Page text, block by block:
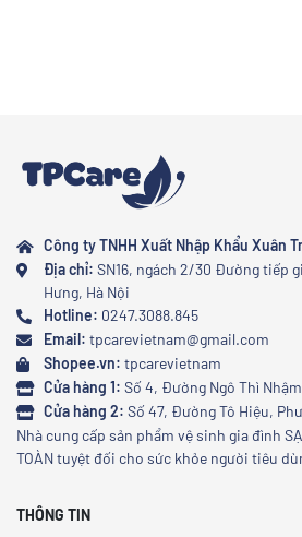
Công ty TNHH Xuất Nhập Khẩu Xuân
Địa chỉ: SN16, ngách 2/30 Đường tiếp
Hưng, Hà Nội
Hotline: 0247.3088.845
Email: tpcarevietnam@gmail.com
Shopee.vn: tpcarevietnam
Cửa hàng 1: Số 4, Đường Ngô Thì
Cửa hàng 2: Số 47, Đường Tô Hiệu,
Nhà cung cấp sản phẩm vệ sinh gia đình
TOÀN tuyệt đối cho sức khỏe người tiêu
THÔNG TIN